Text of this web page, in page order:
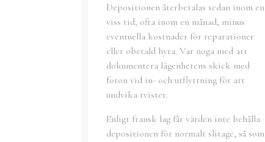
Depositionen återbetalas sedan inom en
viss tid, ofta inom en månad, minus
eventuella kostnader för reparationer
eller obetald hyra. Var noga med att
dokumentera lägenhetens skick med
foton vid in- och utflyttning för att
undvika tvister.
Enligt fransk lag får värden inte behålla
depositionen för normalt slitage, så som